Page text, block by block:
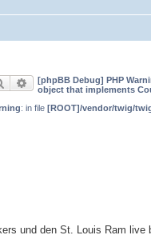
Suche Erweiterte Suche
[phpBB Debug] PHP
object that implements
: in file [ROOT]/vendor/twig/
und den St. Louis Ram live